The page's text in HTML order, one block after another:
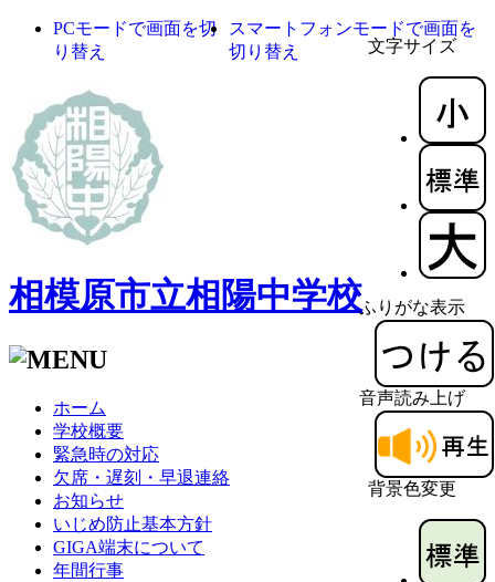
文字サイズ
ふりがな表示
音声読み上げ
背景色変更
PCモードで画面を切
り替え
スマートフォンモードで画面を
切り替え
相模原市立相陽中学校
ホーム
学校概要
緊急時の対応
欠席・遅刻・早退連絡
お知らせ
いじめ防止基本方針
GIGA端末について
年間行事